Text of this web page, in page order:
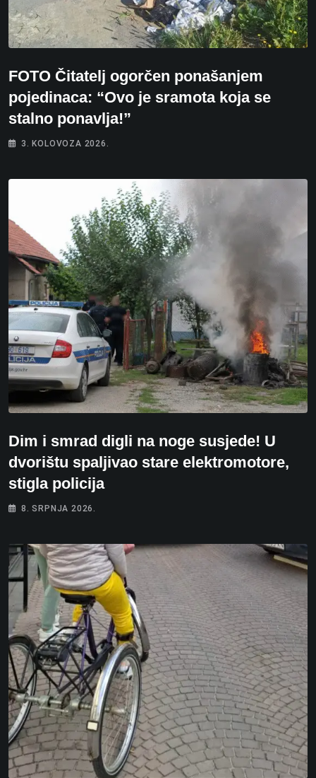
FOTO Čitatelj ogorčen ponašanjem
pojedinaca: “Ovo je sramota koja se
stalno ponavlja!”
3. KOLOVOZA 2026.
Dim i smrad digli na noge susjede! U
dvorištu spaljivao stare elektromotore,
stigla policija
8. SRPNJA 2026.